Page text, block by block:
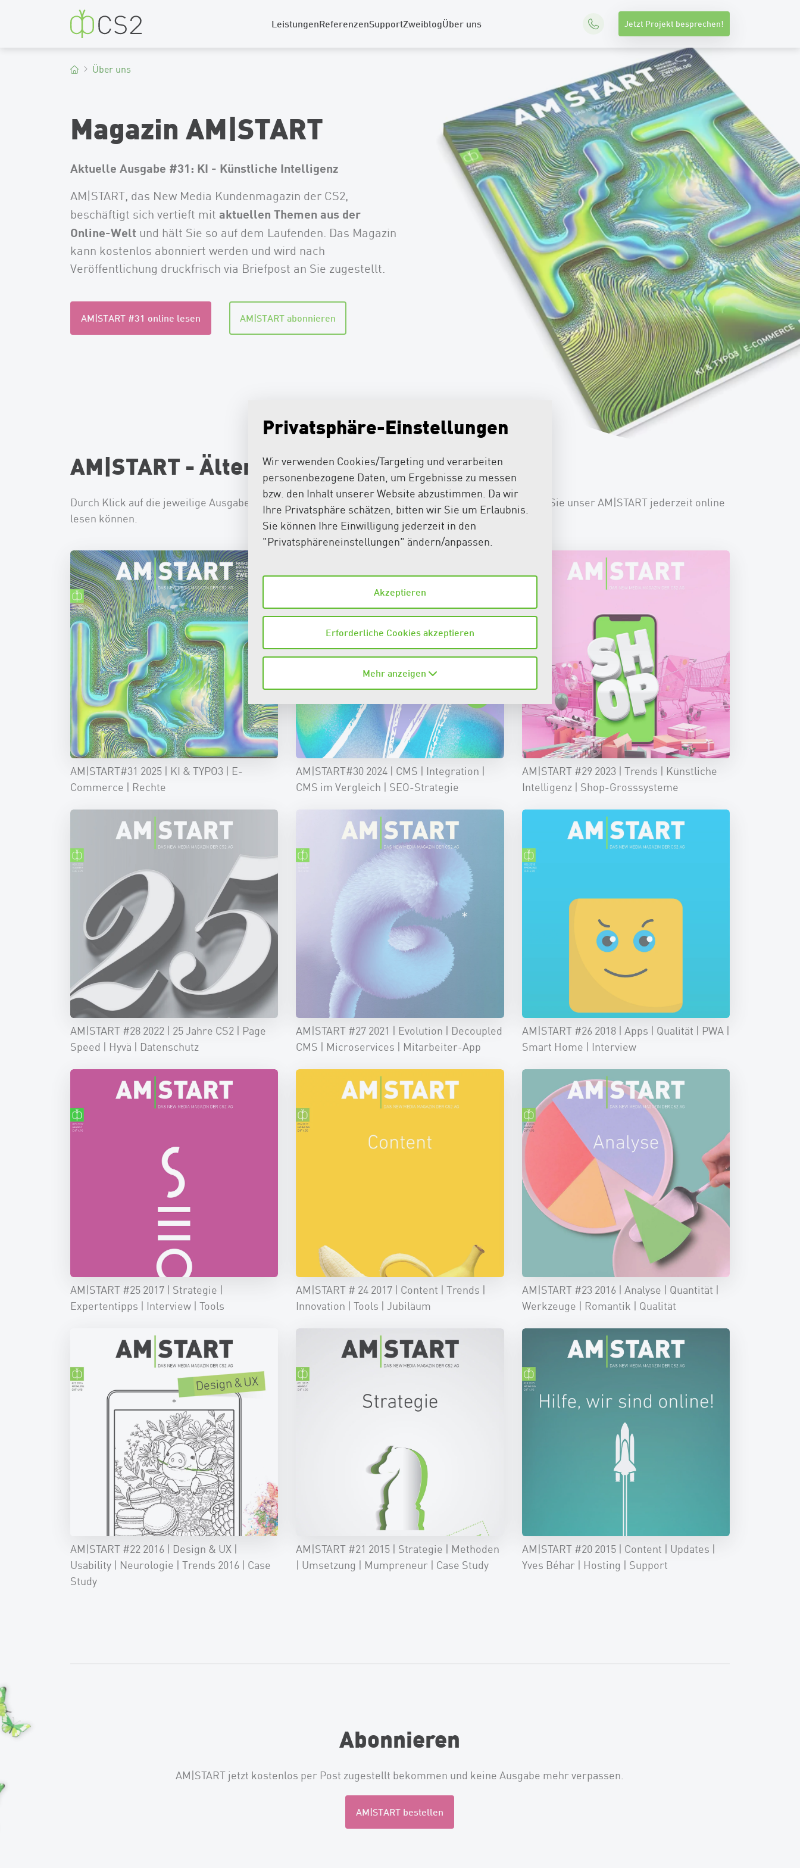
Privatsphäre-Einstellungen
Wir verwenden Cookies/Targeting und verarbeiten
personenbezogene Daten, um Ergebnisse zu messen
bzw. den Inhalt unserer Website abzustimmen. Da wir
Ihre Privatsphäre schätzen, bitten wir Sie um Erlaubnis.
Sie können Ihre Einwilligung jederzeit in den
"Privatsphäreneinstellungen" ändern/anpassen.
Akzeptieren
Erforderliche Cookies akzeptieren
Mehr anzeigen
CS2
LeistungenReferenzenSupportZweiblogÜber uns Jetzt Projekt besprechen!
Über uns
Magazin AM|START
Aktuelle Ausgabe #31: KI - Künstliche Intelligenz
AM|START, das New Media Kundenmagazin der CS2,
beschäftigt sich vertieft mit aktuellen Themen aus der
Online-Welt und hält Sie so auf dem Laufenden. Das Magazin
kann kostenlos abonniert werden und wird nach
Veröffentlichung druckfrisch via Briefpost an Sie zugestellt.
AM|START #31 online lesen AM|START abonnieren
AM|START - Ältere Ausgaben
Durch Klick auf die jeweilige Ausgabe öffnet sich das entsprechende Kundenmagazin als PDF, damit Sie unser AM|START jederzeit online
lesen können.
AM|START#31 2025 | KI & TYPO3 | E-
Commerce | Rechte
AM|START#30 2024 | CMS | Integration |
CMS im Vergleich | SEO-Strategie
AM|START #29 2023 | Trends | Künstliche
Intelligenz | Shop-Grosssysteme
AM|START #28 2022 | 25 Jahre CS2 | Page
Speed | Hyvä | Datenschutz
AM|START #27 2021 | Evolution | Decoupled
CMS | Microservices | Mitarbeiter-App
AM|START #26 2018 | Apps | Qualität | PWA |
Smart Home | Interview
AM|START #25 2017 | Strategie |
Expertentipps | Interview | Tools
AM|START # 24 2017 | Content | Trends |
Innovation | Tools | Jubiläum
AM|START #23 2016 | Analyse | Quantität |
Werkzeuge | Romantik | Qualität
AM|START #22 2016 | Design & UX |
Usability | Neurologie | Trends 2016 | Case
Study
AM|START #21 2015 | Strategie | Methoden
| Umsetzung | Mumpreneur | Case Study
AM|START #20 2015 | Content | Updates |
Yves Béhar | Hosting | Support
Abonnieren
AM|START jetzt kostenlos per Post zugestellt bekommen und keine Ausgabe mehr verpassen.
AM|START bestellen